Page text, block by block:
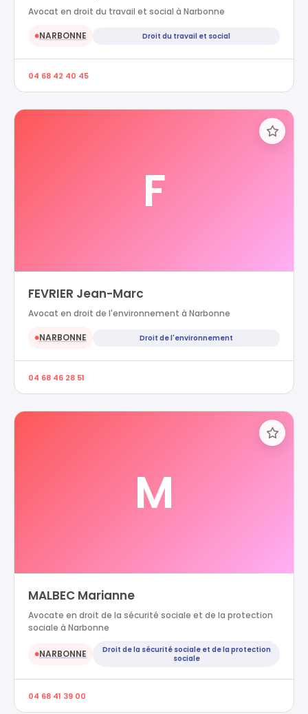
Avocat en droit du travail et social à Narbonne
●NARBONNE Droit du travail et social
04 68 42 40 45
F
FEVRIER Jean-Marc
Avocat en droit de l'environnement à Narbonne
●NARBONNE Droit de l'environnement
04 68 46 28 51
M
MALBEC Marianne
Avocate en droit de la sécurité sociale et de la protection
sociale à Narbonne
●NARBONNE
Droit de la sécurité sociale et de la protection
sociale
04 68 41 39 00